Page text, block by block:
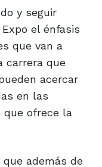
y seguir
el énfasis
que van a
carrera que
acercar
en las
que ofrece la
además de